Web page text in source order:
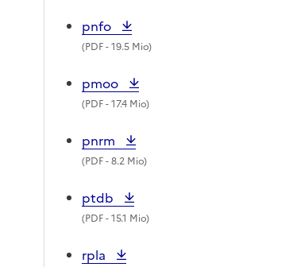
pnfo
(PDF- 19.5 Mio)
pmoo
(PDF- 17.4 Mio)
pnrm
(PDF- 8.2 Mio)
ptdb
(PDF- 15.1 Mio)
rpla